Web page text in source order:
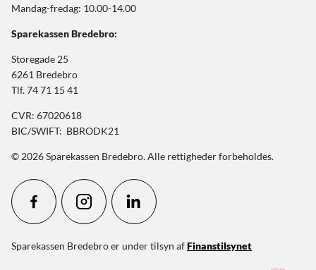
Mandag-fredag: 10.00-14.00
Sparekassen Bredebro:
Storegade 25
6261 Bredebro
Tlf. 74 71 15 41
CVR: 67020618
BIC/SWIFT: BBRODK21
© 2026 Sparekassen Bredebro. Alle rettigheder forbeholdes.
Sparekassen Bredebro er under tilsyn afFinanstilsynet